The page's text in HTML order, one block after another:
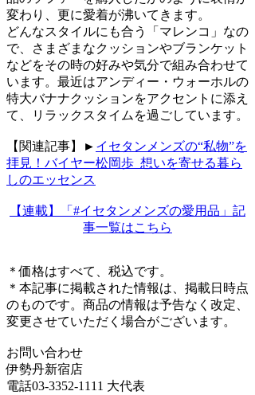
変わり、更に愛着が沸いてきます。
どんなスタイルにも合う「マレンコ」なの
で、さまざまなクッションやブランケット
などをその時の好みや気分で組み合わせて
います。最近はアンディー・ウォーホルの
特大バナナクッションをアクセントに添え
て、リラックスタイムを過ごしています。
【関連記事】► イセタンメンズの“私物”を
拝見！バイヤー松岡歩_想いを寄せる暮ら
しのエッセンス
【連載】「#イセタンメンズの愛用品」記
事一覧はこちら
＊価格はすべて、税込です。
＊本記事に掲載された情報は、掲載日時点
のものです。商品の情報は予告なく改定、
変更させていただく場合がございます。
お問い合わせ
伊勢丹新宿店
電話03-3352-1111 大代表